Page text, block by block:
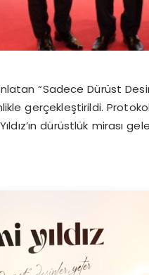
“Sadece Dürüst
gerçekleştirildi.
n dürüstlük mirası